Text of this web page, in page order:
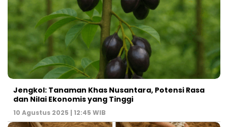
Jengkol: Tanaman Khas Nusantara, Potensi Rasa
dan Nilai Ekonomis yang Tinggi
10 Agustus 2025 | 12:45 WIB